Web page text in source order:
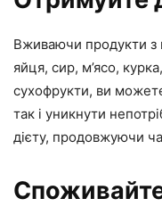
Вживаючи продукти з
яйця, сир, м’ясо,
сухофрукти, ви
так і уникнути
дієту, продовжуючи